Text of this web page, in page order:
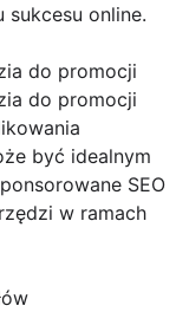
sukcesu online.
do promocji
do promocji
być idealnym
SEO
w ramach